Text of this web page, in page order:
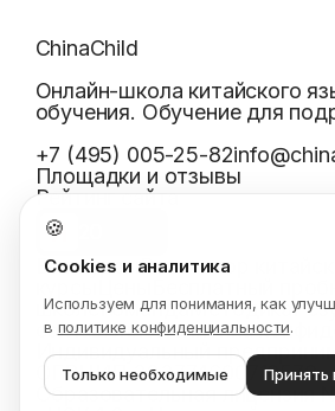
ChinaChild
Онлайн-школа китайского
обучения. Обучение для
+7 (495) 005-25-82
Площадки и отзывы
Рейтинг сайта
Я
Все курсыРепетитор
школеКомандаМетодика
соглашениеПолитика
Индивидуальный
ОГРНИП323774600710570·
Образовательная
🍪
Cookies и аналитика
Используем для понимания, как
в политике конфиденциальности.
Только необходимые Принять